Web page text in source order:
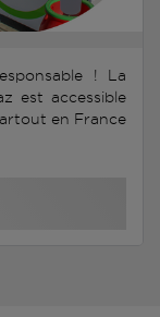
! La
est accessible
en France